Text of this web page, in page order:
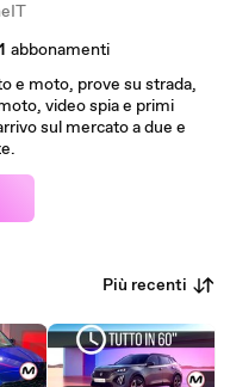
1 abbonamenti
e moto, prove su strada,
video spia e primi
sul mercato a due e
Più recenti